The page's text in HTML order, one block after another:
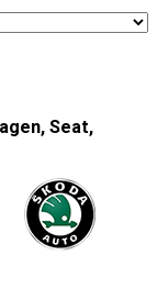
Seat,